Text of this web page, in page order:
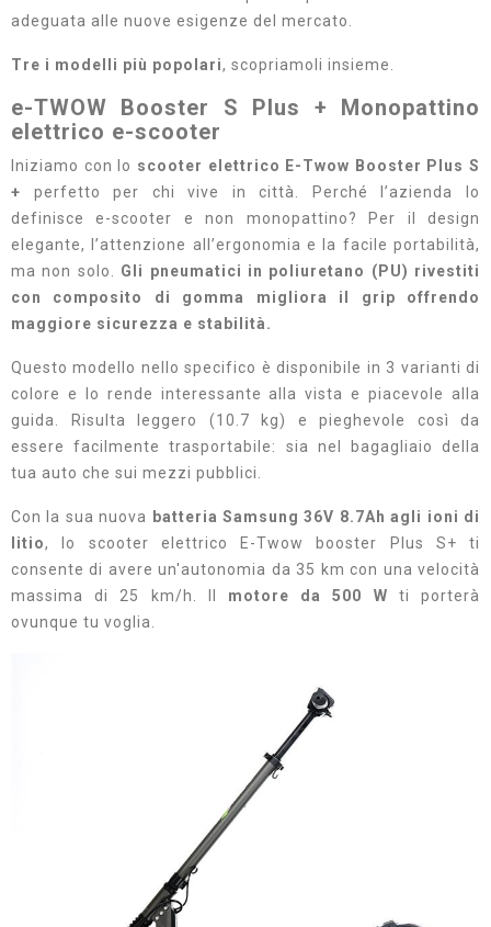
adeguata alle nuove esigenze del mercato.
Tre i modelli più popolari, scopriamoli insieme.
e-TWOW Booster S Plus + Monopattino
elettrico e-scooter
Iniziamo con lo scooter elettrico E-Twow Booster Plus S
+ perfetto per chi vive in città. Perché l’azienda lo
definisce e-scooter e non monopattino? Per il design
elegante, l’attenzione all’ergonomia e la facile portabilità,
ma non solo. Gli pneumatici in poliuretano (PU) rivestiti
con composito di gomma migliora il grip offrendo
maggiore sicurezza e stabilità.
Questo modello nello specifico è disponibile in 3 varianti di
colore e lo rende interessante alla vista e piacevole alla
guida. Risulta leggero (10.7 kg) e pieghevole così da
essere facilmente trasportabile: sia nel bagagliaio della
tua auto che sui mezzi pubblici.
Con la sua nuova batteria Samsung 36V 8.7Ah agli ioni di
litio, lo scooter elettrico E-Twow booster Plus S+ ti
consente di avere un'autonomia da 35 km con una velocità
massima di 25 km/h. Il motore da 500 W ti porterà
ovunque tu voglia.